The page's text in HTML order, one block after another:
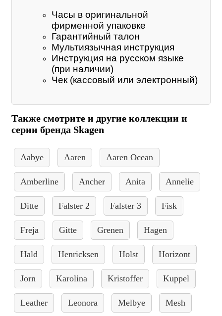
Часы в оригинальной
фирменной упаковке
Гарантийный талон
Мультиязычная инструкция
Инструкция на русском языке
(при наличии)
Чек (кассовый или электронный)
Также смотрите и другие коллекции и
серии бренда Skagen
Aabye Aaren Aaren Ocean
Amberline Ancher Anita Annelie
Ditte Falster 2 Falster 3 Fisk
Freja Gitte Grenen Hagen
Hald Henricksen Holst Horizont
Jorn Karolina Kristoffer Kuppel
Leather Leonora Melbye Mesh